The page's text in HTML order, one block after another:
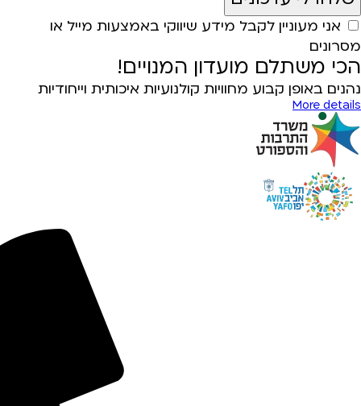
אני מעוניין לקבל מידע שיווקי באמצעות מייל או
מסרונים
הכי משתלם מועדון המנויים!
נהנים באופן קבוע מחוויות קולנועיות איכותית וייחודיות
More details